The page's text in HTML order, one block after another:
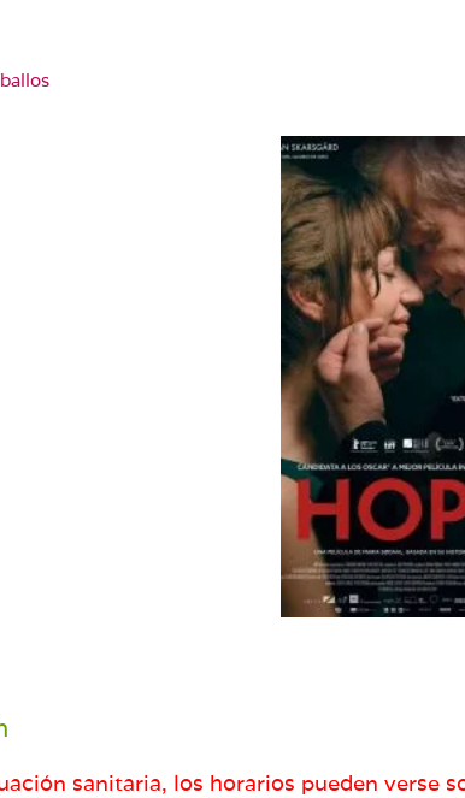
sanitaria, los horarios pueden verse